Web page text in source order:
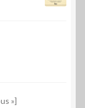
»]